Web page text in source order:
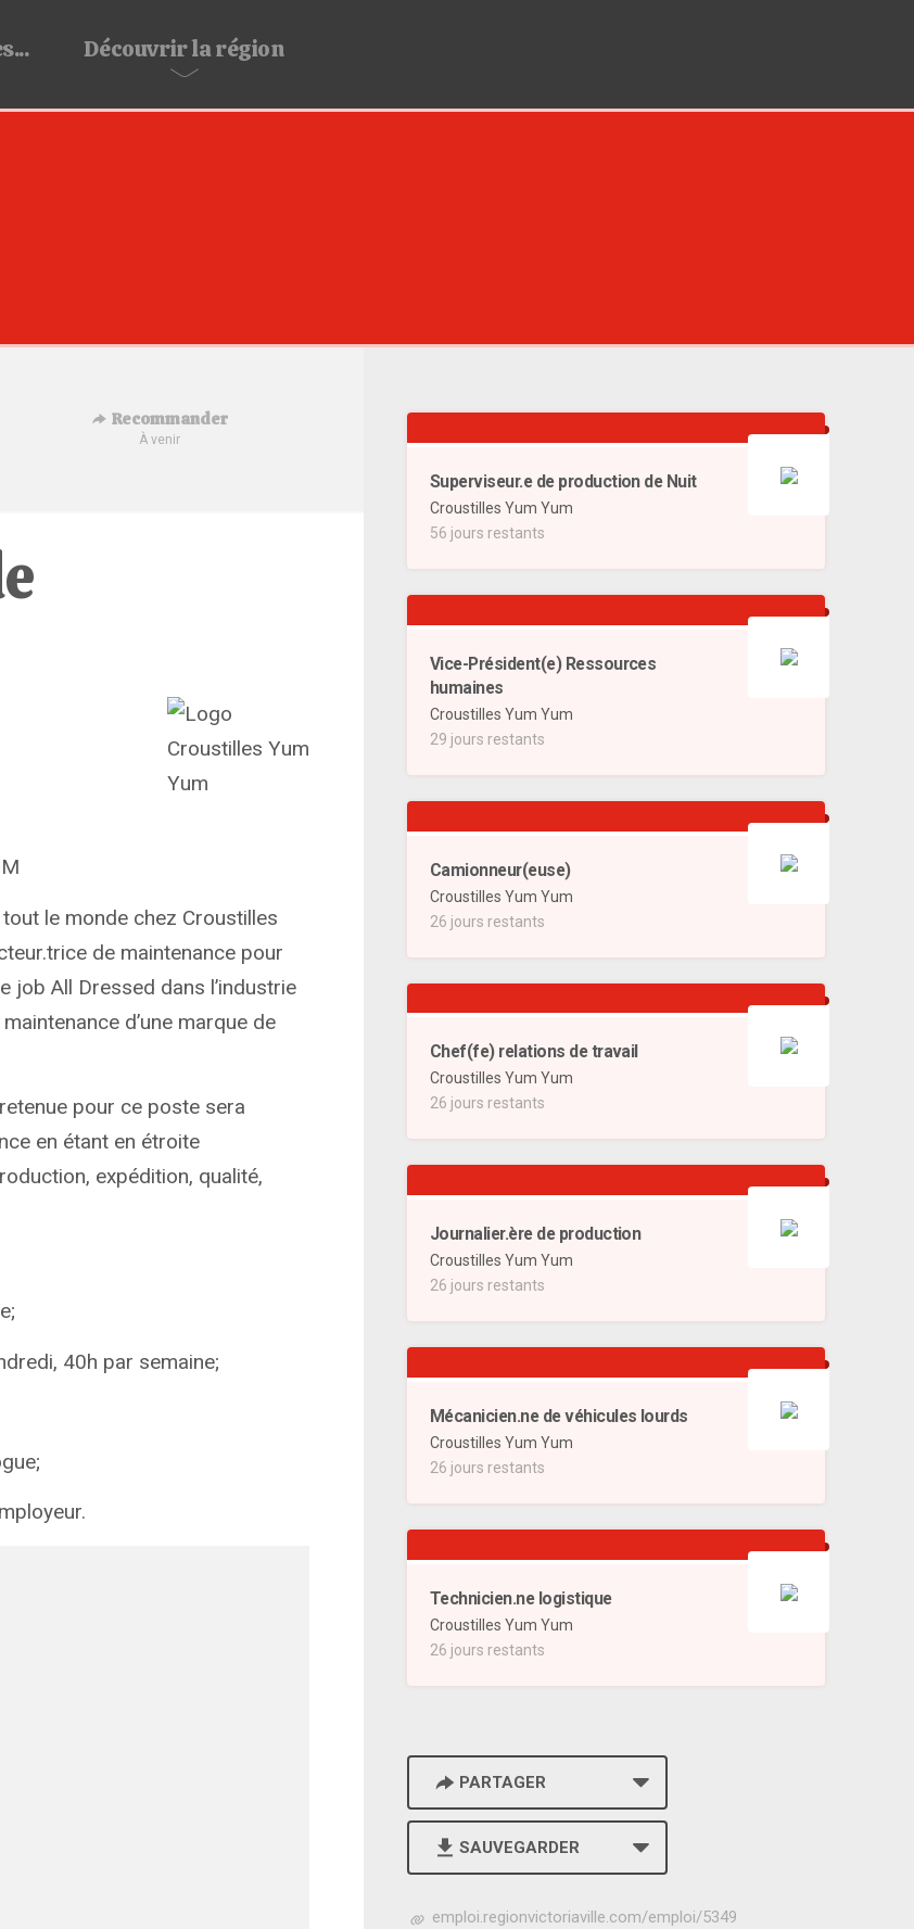
Découvrirla région
Recommander
À venir
le monde chez Croustilles
de maintenance pour
job All Dressed dans l’industrie
d’une marque de
pour ce poste sera
en étant en étroite
expédition, qualité,
40h par semaine;
Superviseur.e de production de Nuit
Croustilles Yum Yum
56 jours restants
Vice-Président(e) Ressources
humaines
Croustilles Yum Yum
29 jours restants
Camionneur(euse)
Croustilles Yum Yum
26 jours restants
Chef(fe) relations de travail
Croustilles Yum Yum
26 jours restants
Journalier.ère de production
Croustilles Yum Yum
26 jours restants
Mécanicien.ne de véhicules lourds
Croustilles Yum Yum
26 jours restants
Technicien.ne logistique
Croustilles Yum Yum
26 jours restants
PARTAGER
SAUVEGARDER
h
emploi.regionvictoriaville.com/emploi/5349